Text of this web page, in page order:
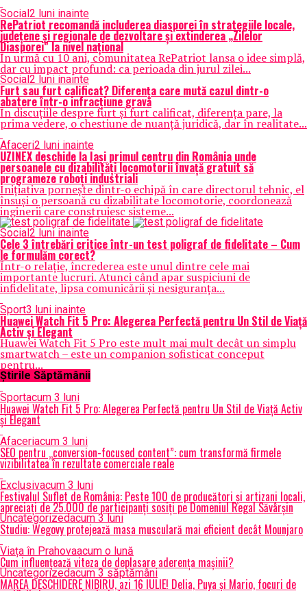
Social2 luni inainte
RePatriot recomandă includerea diasporei în strategiile locale,
județene și regionale de dezvoltare și extinderea „Zilelor
Diasporei” la nivel național
În urmă cu 10 ani, comunitatea RePatriot lansa o idee simplă,
dar cu impact profund: ca perioada din jurul zilei...
Social2 luni inainte
Furt sau furt calificat? Diferența care mută cazul dintr-o
abatere într-o infracțiune gravă
În discuțiile despre furt și furt calificat, diferența pare, la
prima vedere, o chestiune de nuanță juridică, dar în realitate...
Afaceri2 luni inainte
UZINEX deschide la Iași primul centru din România unde
persoanele cu dizabilități locomotorii învață gratuit să
programeze roboți industriali
Inițiativa pornește dintr-o echipă în care directorul tehnic, el
însuși o persoană cu dizabilitate locomotorie, coordonează
inginerii care construiesc sisteme...
Social2 luni inainte
Cele 3 întrebări critice într-un test poligraf de fidelitate – Cum
le formulăm corect?
Într-o relație, încrederea este unul dintre cele mai
importante lucruri. Atunci când apar suspiciuni de
infidelitate, lipsa comunicării și nesiguranța...
Sport3 luni inainte
Huawei Watch Fit 5 Pro: Alegerea Perfectă pentru Un Stil de Viață
Activ și Elegant
Huawei Watch Fit 5 Pro este mult mai mult decât un simplu
smartwatch – este un companion sofisticat conceput
pentru...
Știrile Săptămânii
Sportacum 3 luni
Huawei Watch Fit 5 Pro: Alegerea Perfectă pentru Un Stil de Viață Activ
și Elegant
Afaceriacum 3 luni
SEO pentru „conversion-focused content”: cum transformă firmele
vizibilitatea în rezultate comerciale reale
Exclusivacum 3 luni
Festivalul Suflet de România: Peste 100 de producători și artizani locali,
apreciați de 25.000 de participanți sosiți pe Domeniul Regal Săvârșin
Uncategorizedacum 3 luni
Studiu: Wegovy protejează masa musculară mai eficient decât Mounjaro
Viața în Prahovaacum o lună
Cum influențează viteza de deplasare aderența mașinii?
Uncategorizedacum 3 săptămâni
MAREA DESCHIDERE NIBIRU, azi 16 IULIE! Delia, Puya și Mario, focuri de